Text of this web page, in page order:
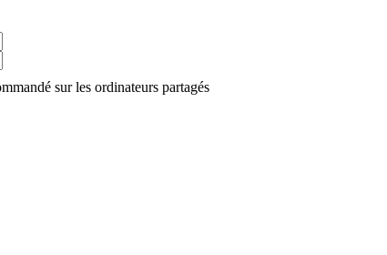
sur les ordinateurs partagés